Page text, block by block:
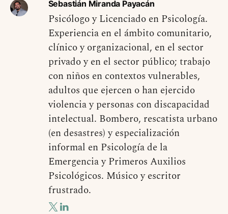
Sebastián Miranda Payacán
Psicólogo y Licenciado en Psicología.
Experiencia en el ámbito comunitario,
clínico y organizacional, en el sector
privado y en el sector público; trabajo
con niños en contextos vulnerables,
adultos que ejercen o han ejercido
violencia y personas con discapacidad
intelectual. Bombero, rescatista urbano
(en desastres) y especialización
informal en Psicología de la
Emergencia y Primeros Auxilios
Psicológicos. Músico y escritor
frustrado.